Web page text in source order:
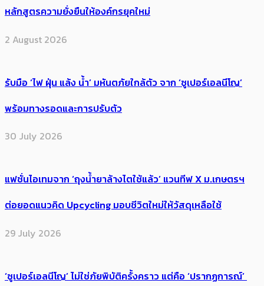
หลักสูตรความยั่งยืนให้องค์กรยุคใหม่
2 August 2026
รับมือ ‘ไฟ ฝุ่น แล้ง น้ำ’ มหันตภัยใกล้ตัว จาก ‘ซูเปอร์เอลนีโญ’
พร้อมทางรอดและการปรับตัว
30 July 2026
แฟชั่นไอเทมจาก ‘ถุงน้ำยาล้างไตใช้แล้ว’ แวนทีฟ X ม.เกษตรฯ
ต่อยอดแนวคิด Upcycling มอบชีวิตใหม่ให้วัสดุเหลือใช้
29 July 2026
‘ซูเปอร์เอลนีโญ’ ไม่ใช่ภัยพิบัติครั้งคราว แต่คือ ‘ปรากฏการณ์’ ​